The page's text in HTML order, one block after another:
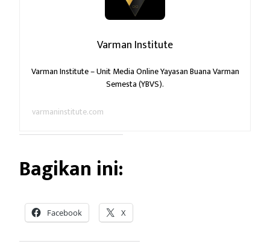
Varman Institute
Varman Institute – Unit Media Online Yayasan Buana Varman
Semesta (YBVS).
varmaninstitute.com
Bagikan ini:
Facebook X